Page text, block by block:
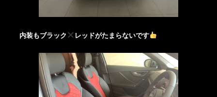
内装もブラック レッドがたまらないです